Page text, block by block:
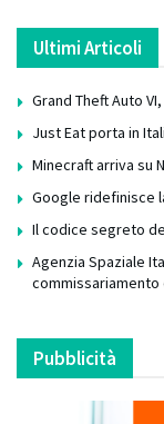
Ultimi Articoli
Grand Theft Auto
Just Eat porta in
Minecraft arriva su
Google ridefinisce
Il codice segreto
Agenzia Spaziale
commissariamento
Pubblicità